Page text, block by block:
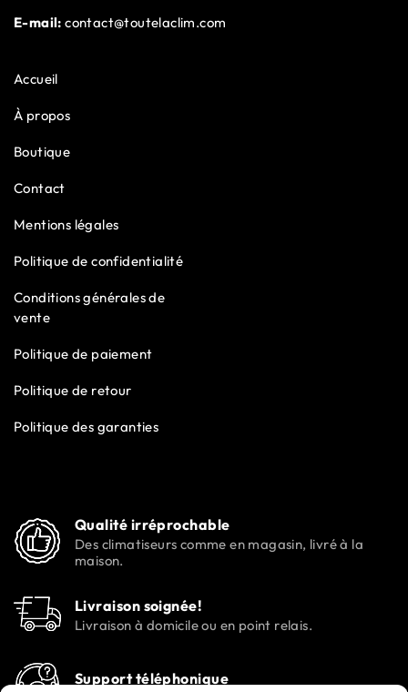
E-mail: contact@toutelaclim.com
Accueil
À propos
Boutique
Contact
Mentions légales
Politique de confidentialité
Conditions générales de
vente
Politique de paiement
Politique de retour
Politique des garanties
Qualité irréprochable
Des climatiseurs comme en magasin, livré à la
maison.
Livraison soignée!
Livraison à domicile ou en point relais.
Support téléphonique